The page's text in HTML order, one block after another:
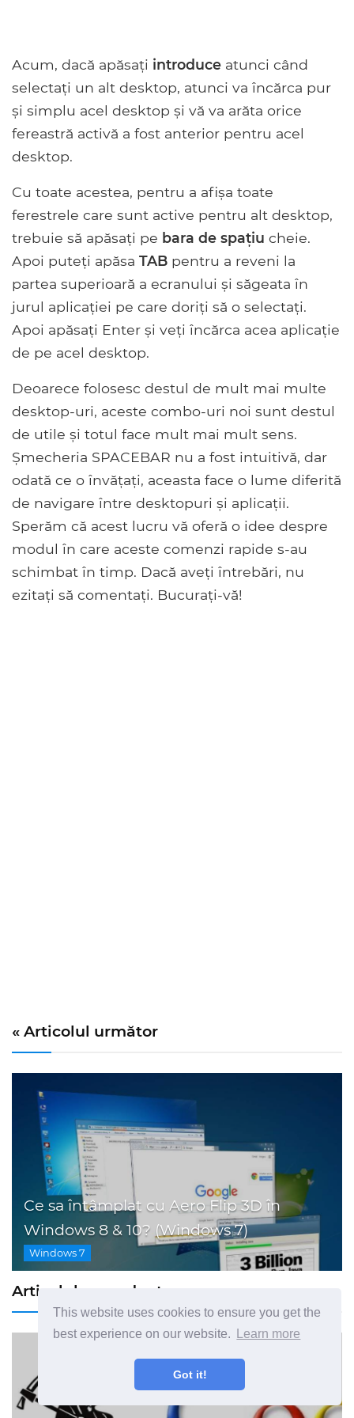
This website uses cookies to ensure you get the
best experience on our website.
Learn more
Got it!
Acum, dacă apăsați introduce atunci când
selectați un alt desktop, atunci va încărca pur
și simplu acel desktop și vă va arăta orice
fereastră activă a fost anterior pentru acel
desktop.
Cu toate acestea, pentru a afișa toate
ferestrele care sunt active pentru alt desktop,
trebuie să apăsați pe bara de spațiu cheie.
Apoi puteți apăsa TAB pentru a reveni la
partea superioară a ecranului și săgeata în
jurul aplicației pe care doriți să o selectați.
Apoi apăsați Enter și veți încărca acea aplicație
de pe acel desktop.
Deoarece folosesc destul de mult mai multe
desktop-uri, aceste combo-uri noi sunt destul
de utile și totul face mult mai mult sens.
Șmecheria SPACEBAR nu a fost intuitivă, dar
odată ce o învățați, aceasta face o lume diferită
de navigare între desktopuri și aplicații.
Sperăm că acest lucru vă oferă o idee despre
modul în care aceste comenzi rapide s-au
schimbat în timp. Dacă aveți întrebări, nu
ezitați să comentați. Bucurați-vă!
« Articolul următor
Ce sa întâmplat cu Aero Flip 3D în
Windows 8 & 10? (Windows 7)
Windows 7
Articolul precedent »